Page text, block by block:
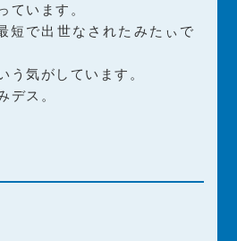
ています。
短で出世なされたみたぃで
気がしています。
デス。